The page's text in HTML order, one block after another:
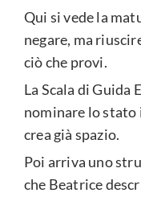
Qui si vede la
negare, ma
ciò che provi.
La Scala di Guida
nominare lo
crea già spazio.
Poi arriva uno
che Beatrice